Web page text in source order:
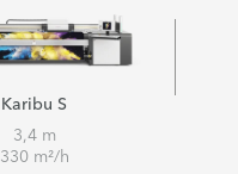
Karibu S
3,4 m
330 m²/h